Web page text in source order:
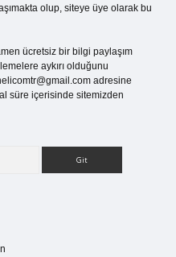
olup, siteye üye olarak bu
ücretsiz bir bilgi paylaşım
aykırı olduğunu
adresine
süre içerisinde sitemizden